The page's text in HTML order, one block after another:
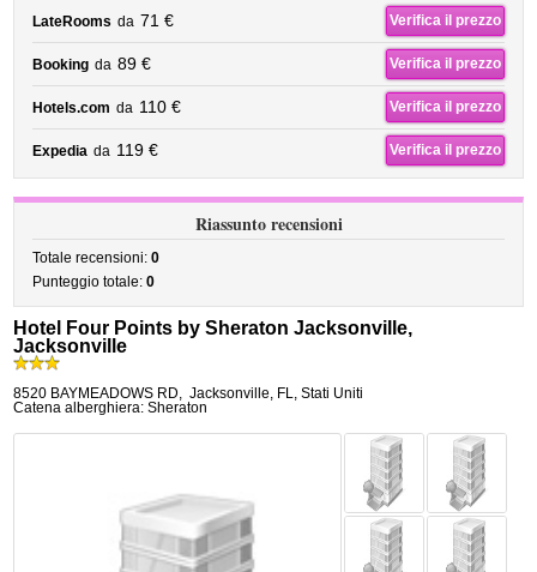
LateRooms da 71 € Verifica il prezzo
Booking da 89 € Verifica il prezzo
Hotels.com da 110 € Verifica il prezzo
Expedia da 119 € Verifica il prezzo
Riassunto recensioni
Totale recensioni:0
Punteggio totale:0
Hotel Four Points by Sheraton Jacksonville,
Jacksonville
8520 BAYMEADOWS RD, Jacksonville, FL, Stati Uniti
Catena alberghiera: Sheraton